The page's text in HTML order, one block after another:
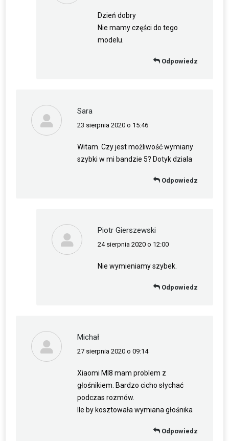
Dzień dobry
Nie mamy części do tego
modelu.
Odpowiedz
Sara
napisał(a):
23 sierpnia 2020 o 15:46
Witam. Czy jest możliwość wymiany
szybki w mi bandzie 5? Dotyk dziala
Odpowiedz
Piotr Gierszewski
napisał(a):
24 sierpnia 2020 o 12:00
Nie wymieniamy szybek.
Odpowiedz
Michał
napisał(a):
27 sierpnia 2020 o 09:14
Xiaomi MI8 mam problem z
głośnikiem. Bardzo cicho słychać
podczas rozmów.
Ile by kosztowała wymiana głośnika
Odpowiedz